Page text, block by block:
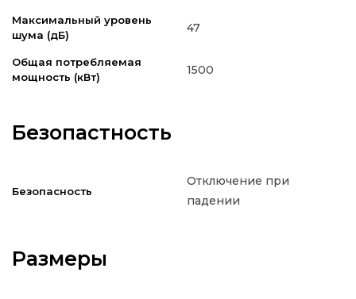
Максимальный уровень
шума (дБ)
47
Общая потребляемая
мощность (кВт)
1500
Безопастность
Безопасность
Отключение при
падении
Размеры